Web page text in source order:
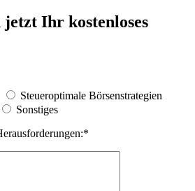
jetzt Ihr kostenloses
Steueroptimale Börsenstrategien
Sonstiges
*